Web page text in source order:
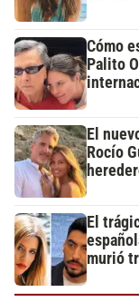
Cómo
Palito
El
Rocío
El
murió